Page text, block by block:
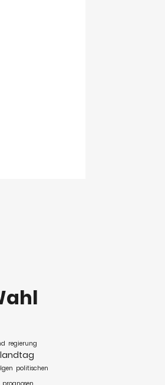
regierung
landtag
politischen